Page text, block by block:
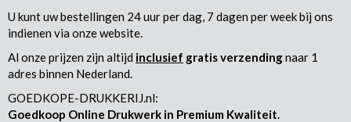
U kunt uw bestellingen 24 uur per dag, 7 dagen per week bij ons
indienen via onze website.
Al onze prijzen zijn altijd inclusief gratis verzendingnaar 1
adres binnen Nederland.
GOEDKOPE-DRUKKERIJ.nl:
Goedkoop Online Drukwerk in Premium Kwaliteit.